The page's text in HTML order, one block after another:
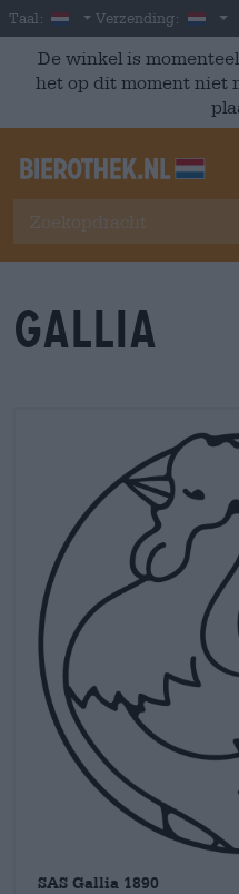
Skip to main content
Taal: Dutch
Verzending:
De winkel is
het op dit moment niet
Gallia
SAS Gallia 1890